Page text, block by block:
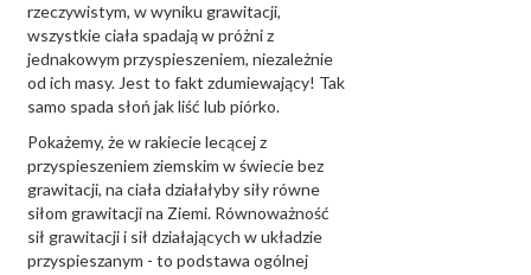
rzeczywistym, w wyniku grawitacji,
wszystkie ciała spadają w próżni z
jednakowym przyspieszeniem, niezależnie
od ich masy. Jest to fakt zdumiewający! Tak
samo spada słoń jak liść lub piórko.
Pokażemy, że w rakiecie lecącej z
przyspieszeniem ziemskim w świecie bez
grawitacji, na ciała działałyby siły równe
siłom grawitacji na Ziemi. Równoważność
sił grawitacji i sił działających w układzie
przyspieszanym - to podstawa ogólnej